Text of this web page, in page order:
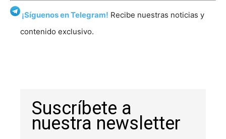
¡Síguenos en Telegram! Recibe nuestras noticias y
contenido exclusivo.
Suscríbete a
nuestra newsletter